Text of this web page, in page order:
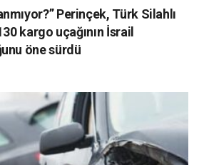
Perinçek, Türk Silahlı
kargo uçağının İsrail
öne sürdü